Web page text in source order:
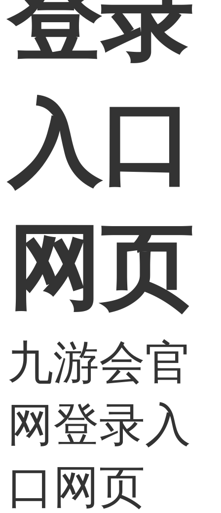
入口
网页
九游会官
网登录入
口网页